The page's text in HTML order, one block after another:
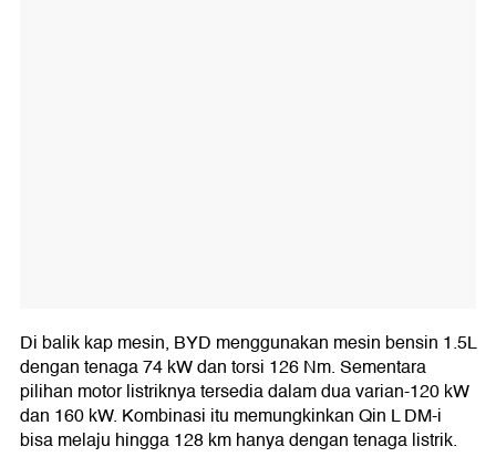
Di balik kap mesin, BYD menggunakan mesin bensin 1.5L
dengan tenaga 74 kW dan torsi 126 Nm. Sementara
pilihan motor listriknya tersedia dalam dua varian-120 kW
dan 160 kW. Kombinasi itu memungkinkan Qin L DM-i
bisa melaju hingga 128 km hanya dengan tenaga listrik.